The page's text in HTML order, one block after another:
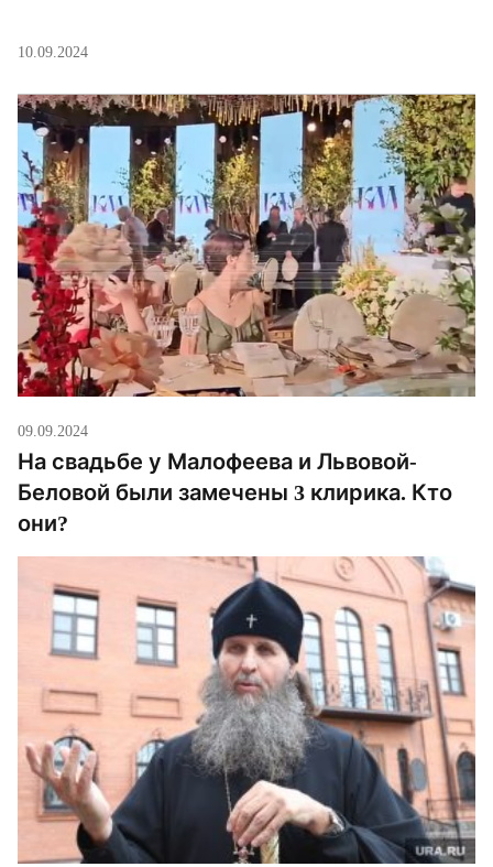
были посвящены идущей войне в Украине. Свою
Белозерский Даниил (Доровских). Клирик сразу
заявил, что он человек неслучайный. Он служил в
советских войсках и дослужился до старшины
роты. И это позволяет […]
10.09.2024
09.09.2024
На свадьбе у Малофеева и Львовой-
Беловой были замечены 3 клирика. Кто
они?